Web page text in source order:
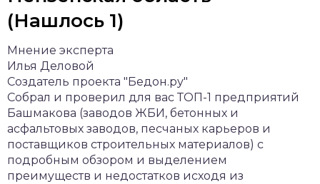
(Нашлось 1)
Мнение эксперта
Илья Деловой
Создатель проекта "Бедон.ру"
Собрал и проверил для вас ТОП-1 предприятий
Башмакова (заводов ЖБИ, бетонных и
асфальтовых заводов, песчаных карьеров и
поставщиков строительных материалов) с
подробным обзором и выделением
преимуществ и недостатков исходя из